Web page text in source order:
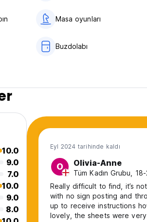
Masa oyunları
Buzdolabı
10.0
9.0
7.0
10.0
9.0
8.0
Eyl 2024 tarihinde kaldı
O Olivia-Anne
Tüm Kadın Grubu,
Really difficult to find, it’s
with no sign posting and
up to receive instructions
lovely, the sheets were